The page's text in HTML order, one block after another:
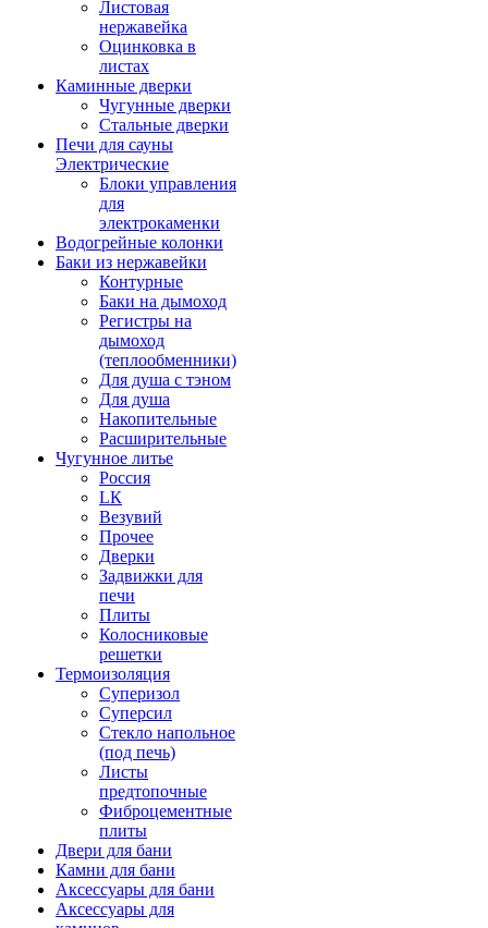
Листовая
нержавейка
Оцинковка в
листах
Каминные дверки
Чугунные дверки
Стальные дверки
Печи для сауны
Электрические
Блоки управления
для
электрокаменки
Водогрейные колонки
Баки из нержавейки
Контурные
Баки на дымоход
Регистры на
дымоход
(теплообменники)
Для душа с тэном
Для душа
Накопительные
Расширительные
Чугунное литье
Россия
LК
Везувий
Прочее
Дверки
Задвижки для
печи
Плиты
Колосниковые
решетки
Термоизоляция
Суперизол
Суперсил
Стекло напольное
(под печь)
Листы
предтопочные
Фиброцементные
плиты
Двери для бани
Камни для бани
Аксессуары для бани
Аксессуары для